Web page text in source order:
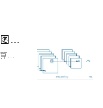
计算机视觉五大技术——深度学习在图像处理中的应用
深度学习利用多层神经网络实现人工智能，计算机视觉是其重要应用之一。图像分类通过卷积神经网络（CNN）判断图片类别，如“猫”或“狗”。目标检测不仅识别物体，还确定其位置，R-CNN系列模型逐步优化检测速度与精度。语义分割对图像每个像素分类，FCN开创像素级分类范式，DeepLab等进一步提升细节表现。实例分割结合目标检测与语义分割，Mask R-CNN实现精准实例区分。关键点检测用于人体姿态估计、人脸特征识别等，OpenPose和HRNet等技术推动该领域发展。这些方法在效率与准确性上不断进步，广泛应用于实际场景。